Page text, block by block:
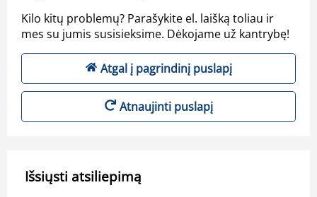
Kilo kitų problemų? Parašykite el. laišką toliau ir
mes su jumis susisieksime. Dėkojame už kantrybę!
Atgal į pagrindinį puslapį
Atnaujinti puslapį
Išsiųsti atsiliepimą